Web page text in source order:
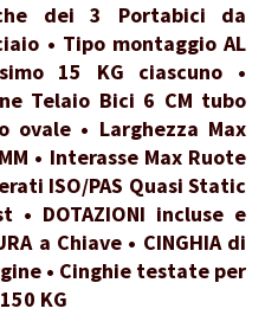
dei 3 Portabici da
• Tipo montaggio AL
15 KG ciascuno •
Telaio Bici 6 CM tubo
ovale • Larghezza Max
• Interasse Max Ruote
ISO/PAS Quasi Static
• DOTAZIONI incluse e
a Chiave • CINGHIA di
• Cinghie testate per
KG